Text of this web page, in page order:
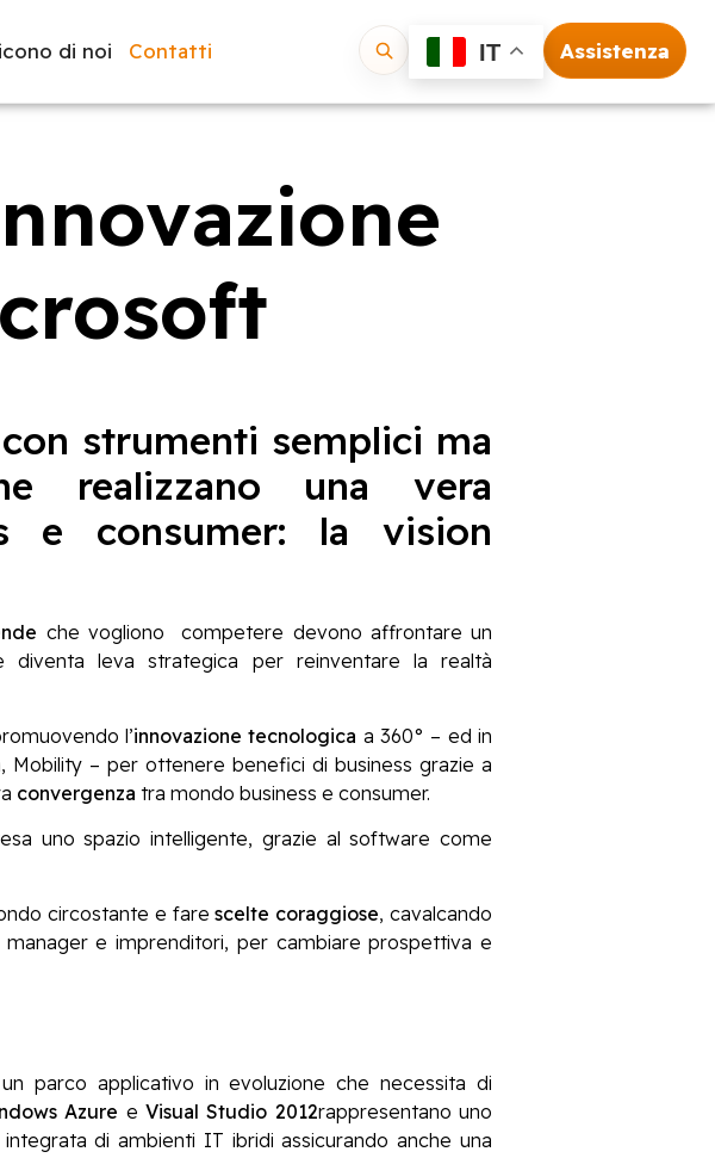
di noi Contatti IT Assistenza
strumenti semplici ma
realizzano una vera
e consumer: la vision
che vogliono competere devono affrontare un
leva strategica per reinventare la realtà
l’innovazione tecnologica a 360° – ed in
Mobility – per ottenere benefici di business grazie a
convergenza tra mondo business e consumer.
uno spazio intelligente, grazie al software come
circostante e farescelte coraggiose, cavalcando
e imprenditori, per cambiare prospettiva e
parco applicativo in evoluzione che necessita di
Azure eVisual Studio 2012rappresentano uno
di ambienti IT ibridi assicurando anche una